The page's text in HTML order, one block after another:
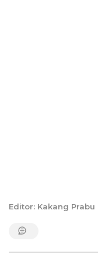
Editor: Kakang Prabu